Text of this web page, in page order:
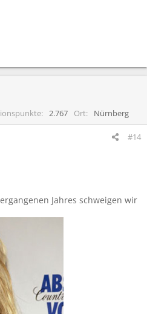
2.767 Ort Nürnberg
#14
Jahres schweigen wir